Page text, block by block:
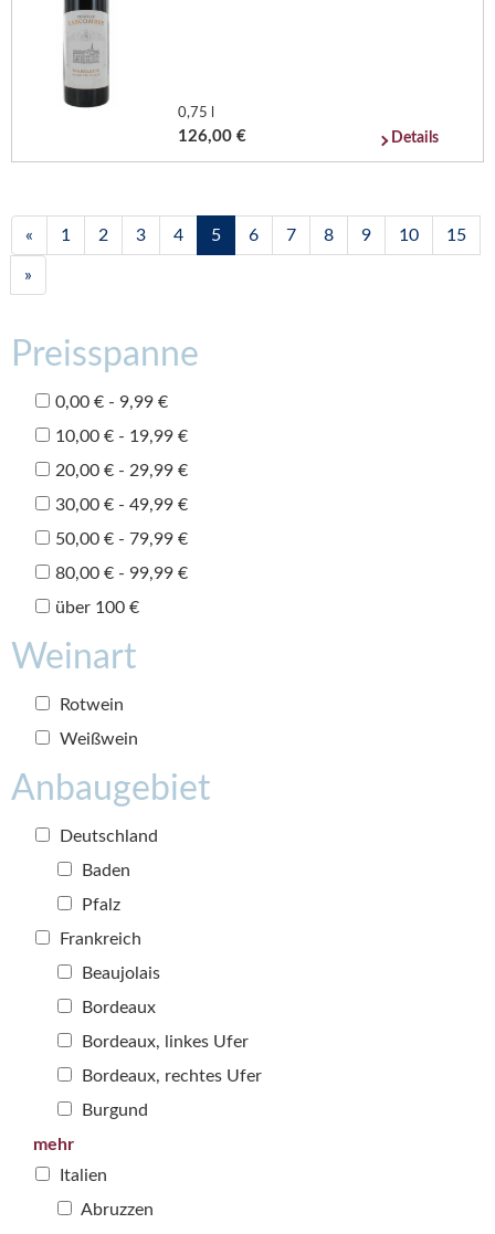
0,75 l
126,00 € Details
« 1 2 3 4 5 6 7 8 9 10 15
»
Preisspanne
0,00 € - 9,99 €
10,00 € - 19,99 €
20,00 € - 29,99 €
30,00 € - 49,99 €
50,00 € - 79,99 €
80,00 € - 99,99 €
über 100 €
Weinart
Rotwein
Weißwein
Anbaugebiet
Deutschland
Baden
Pfalz
Frankreich
Beaujolais
Bordeaux
Bordeaux, linkes Ufer
Bordeaux, rechtes Ufer
Burgund
mehr
Italien
Abruzzen